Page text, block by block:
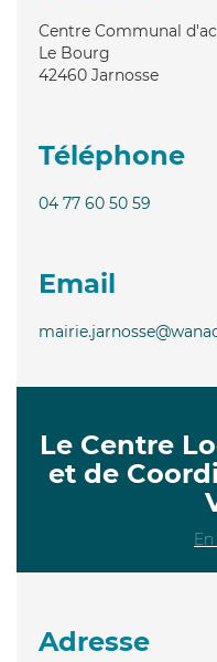
Centre Communal
Le Bourg
42460 Jarnosse
Téléphone
04 77 60 50 59
Email
Le Centre
et de
Adresse